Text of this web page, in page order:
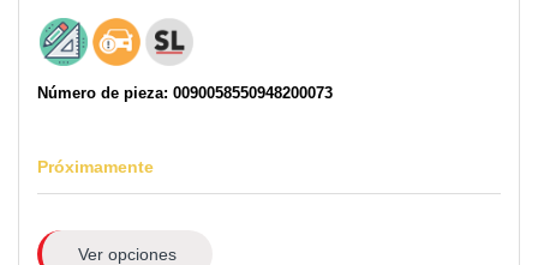
Número de pieza: 0090058550948200073
Próximamente
Ver opciones